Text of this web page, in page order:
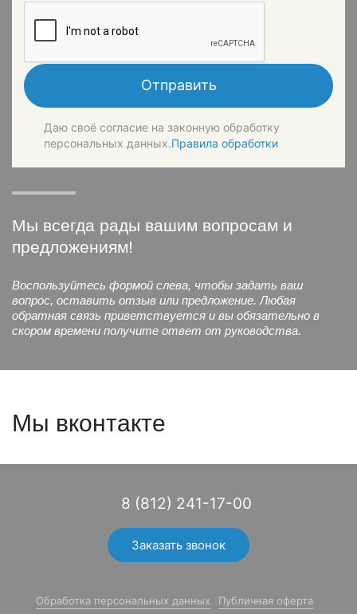
Отправить
Даю своё согласие на законную обработку
персональных данных.Правила обработки
Мы всегда рады вашим вопросам и
предложениям!
Воспользуйтесь формой слева, чтобы задать ваш
вопрос, оставить отзыв или предложение. Любая
обратная связь приветствуется и вы обязательно в
скором времени получите ответ от руководства.
Мы вконтакте
8 (812) 241-17-00
Заказать звонок
Обработка персональных данных Публичная оферта